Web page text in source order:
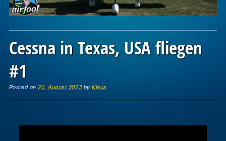
Cessna in Texas, USA fliegen
#1
Posted on20. August 2023 byKlaus